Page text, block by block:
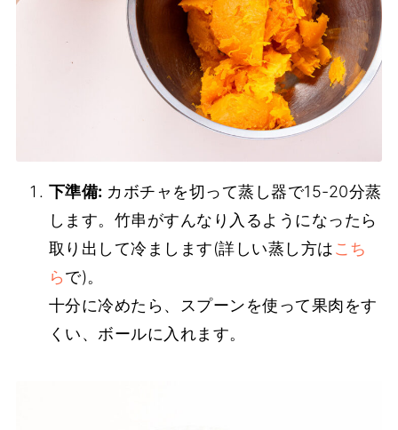
下準備: カボチャを切って蒸し器で15-20分蒸
します。竹串がすんなり入るようになったら
取り出して冷まします(詳しい蒸し方はこち
らで)。
十分に冷めたら、スプーンを使って果肉をす
くい、ボールに入れます。